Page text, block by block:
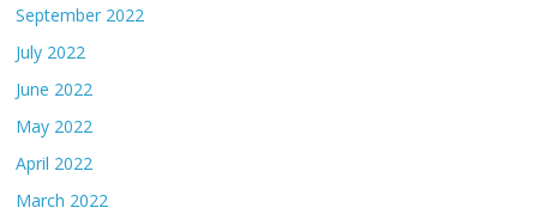
September 2022
July 2022
June 2022
May 2022
April 2022
March 2022